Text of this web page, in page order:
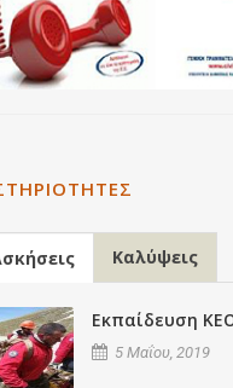
Καλύψεις
Εκπαίδευση
5 Μαΐου, 2019